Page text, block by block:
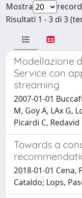
Mostra
Risultati 1 - 3 di 3
Modellazione
Service con
streaming
2007-01-01
M, Goy A, LAx G,
Picardi C,
Towards a
2018-01-01 Cena,
Cataldo; Lops,